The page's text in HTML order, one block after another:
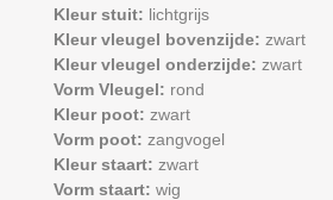
Kleur stuit: lichtgrijs
Kleur vleugel bovenzijde: zwart
Kleur vleugel onderzijde: zwart
Vorm Vleugel: rond
Kleur poot: zwart
Vorm poot: zangvogel
Kleur staart: zwart
Vorm staart: wig